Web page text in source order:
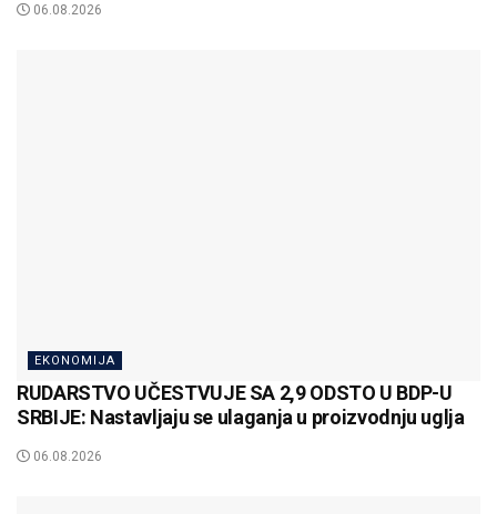
06.08.2026
EKONOMIJA
RUDARSTVO UČESTVUJE SA 2,9 ODSTO U BDP-U
SRBIJE: Nastavljaju se ulaganja u proizvodnju uglja
06.08.2026